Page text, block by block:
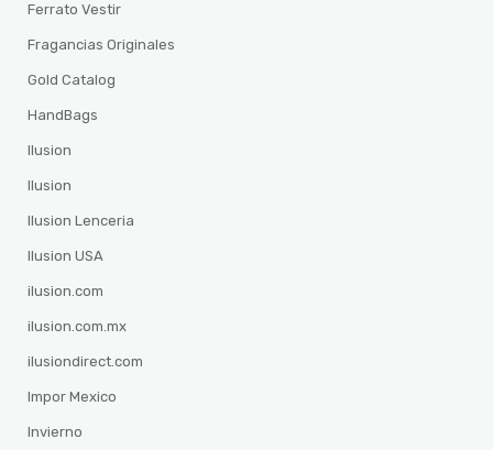
Ferrato Vestir
Fragancias Originales
Gold Catalog
HandBags
Ilusion
Ilusion
Ilusion Lenceria
Ilusion USA
ilusion.com
ilusion.com.mx
ilusiondirect.com
Impor Mexico
Invierno